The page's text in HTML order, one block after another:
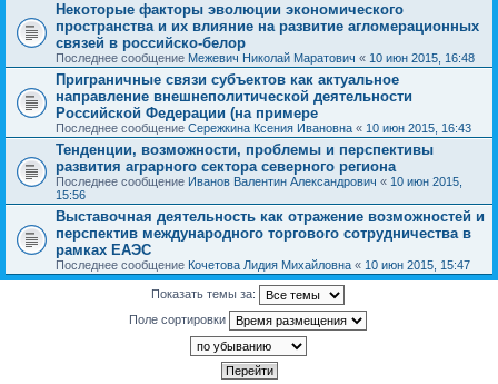
Некоторые факторы эволюции экономического
пространства и их влияние на развитие агломерационных
связей в российско-белор
Последнее сообщение Межевич Николай Маратович « 10 июн 2015, 16:48
Приграничные связи субъектов как актуальное
направление внешнеполитической деятельности
Российской Федерации (на примере
Последнее сообщение Сережкина Ксения Ивановна « 10 июн 2015, 16:43
Тенденции, возможности, проблемы и перспективы
развития аграрного сектора северного региона
Последнее сообщение Иванов Валентин Александрович « 10 июн 2015,
15:56
Выставочная деятельность как отражение возможностей и
перспектив международного торгового сотрудничества в
рамках ЕАЭС
Последнее сообщение Кочетова Лидия Михайловна « 10 июн 2015, 15:47
Показать темы за:
Поле сортировки